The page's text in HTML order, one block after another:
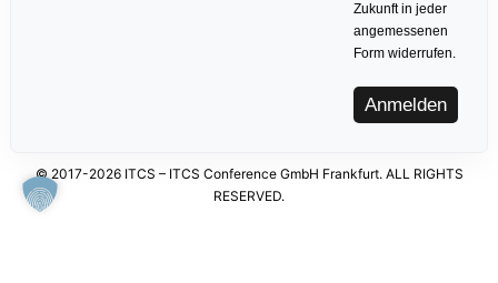
Zukunft in jeder
angemessenen
Form widerrufen.
Anmelden
© 2017-2026 ITCS – ITCS Conference GmbH Frankfurt. ALL RIGHTS
RESERVED.